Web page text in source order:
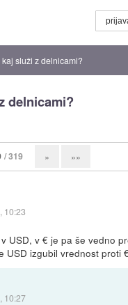
kaj služi z delnicami?
delnicami?
/ 319 » »»
10:23
USD, v € je pa še vedno
USD izgubil vrednost proti
10:27